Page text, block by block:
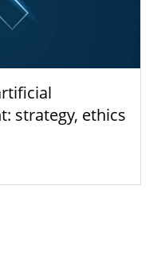
strategy, ethics